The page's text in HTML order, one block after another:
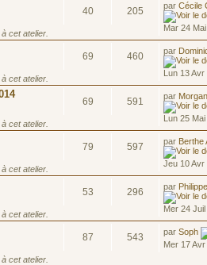
cet atelier.
40 205 parCécile
Mar 24
cet atelier.
69 460 par
Lun 13
cet atelier.
69 591 par
Lun 25
cet atelier.
79 597 par Berthe
Jeu 10 Avr
cet atelier.
53 296 par
Mer 24
cet atelier.
87 543 parSoph
Mer 17